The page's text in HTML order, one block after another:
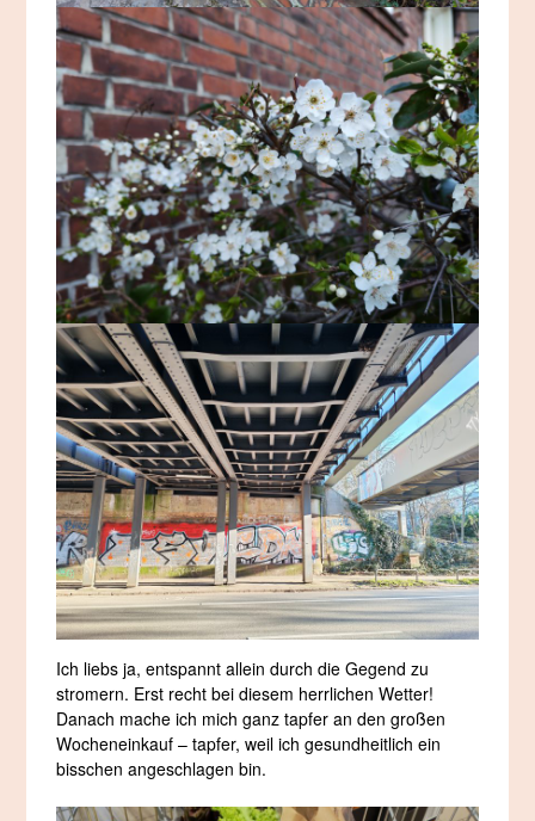
Ich liebs ja, entspannt allein durch die Gegend zu
stromern. Erst recht bei diesem herrlichen Wetter!
Danach mache ich mich ganz tapfer an den großen
Wocheneinkauf – tapfer, weil ich gesundheitlich ein
bisschen angeschlagen bin.